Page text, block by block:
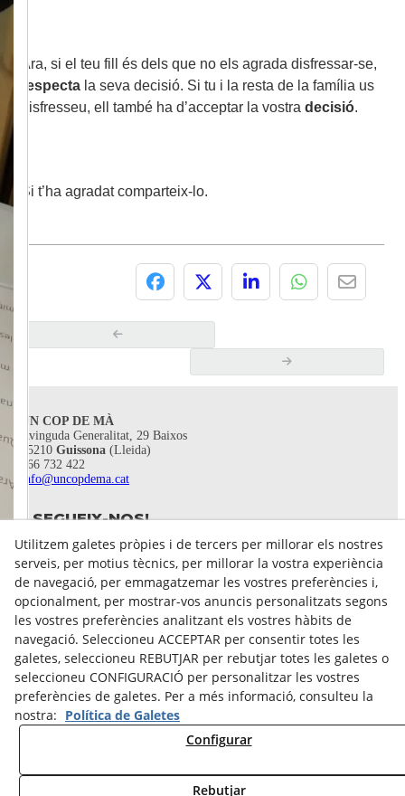
Ara, si el teu fill és dels que no els agrada disfressar-se,
respecta la seva decisió. Si tu i la resta de la família us
disfresseu, ell també ha d’acceptar la vostra decisió.
Si t’ha agradat comparteix-lo.
UN COP DE MÀ
Avinguda Generalitat, 29 Baixos
25210 Guissona (Lleida)
666 732 422
info@uncopdema.cat
SEGUEIX-NOS!
Avís legal
Utilitzem galetes pròpies i de tercers per millorar els nostres
serveis, per motius tècnics, per millorar la vostra experiència
de navegació, per emmagatzemar les vostres preferències i,
opcionalment, per mostrar-vos anuncis personalitzats segons
les vostres preferències analitzant els vostres hàbits de
navegació. Seleccioneu ACCEPTAR per consentir totes les
galetes, seleccioneu REBUTJAR per rebutjar totes les galetes o
seleccioneu CONFIGURACIÓ per personalitzar les vostres
preferències de galetes. Per a més informació, consulteu la
nostra: Política de Galetes
Configurar
Rebutjar